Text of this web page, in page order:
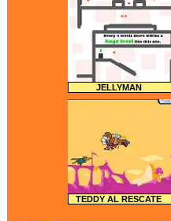
JELLYMAN
TEDDY AL RESCATE